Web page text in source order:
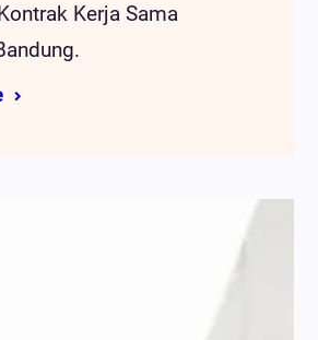
Kerja Sama